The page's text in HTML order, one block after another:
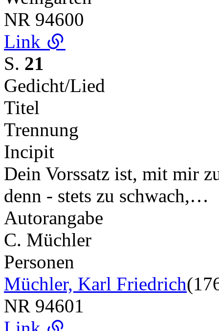
NR 94600
Link
S. 21
Gedicht/Lied
Titel
Trennung
Incipit
Dein Vorssatz ist, mit mir
denn - stets zu schwach,…
Autorangabe
C. Müchler
Personen
Müchler, Karl Friedrich
NR 94601